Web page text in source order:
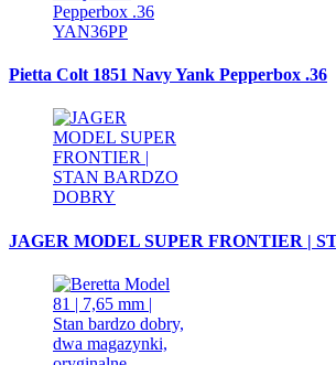
Pietta Colt 1851 Navy Yank Pepperbox .36
JAGER MODEL SUPER FRONTIER |